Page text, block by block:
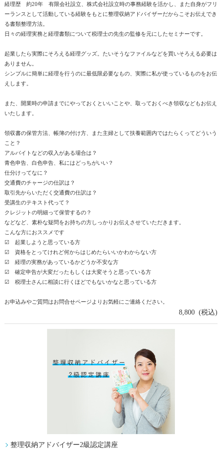
経理歴 約20年 有限会社設立、株式会社設立時の事務経験を活かし、また自身がフリ
ーランスとして活動している経験をもとに整理収納アドバイザーだからこそお伝えでき
る書類整理方法。
日々の経理実務と経理書類について税理士の先生の監修を元にしたセミナーです。
起業したら実際にそろえる経理グッズ。たいそうなファイルなどを買いそろえる必要は
ありません。
シンプルに簡単に経理を行うのに最低限必要なもの、実際に私が使っているものをお伝
えします。
また、開業時の申請までにやっておくといいことや、取っておくべき領収などもお伝え
いたします。
領収書の保管方法、帳簿の付け方、また主婦として扶養範囲内ではたらくってどういう
こと？
アルバイトなどの収入がある場合は？
青色申告、白色申告、私にはどっちがいい？
仕分けってなに？
交通費のチャージの仕訳は？
取引先からいただく交通費の仕訳は？
受講生のテキスト代って？
クレジットの明細って保管するの？
などなど、素朴な疑問をお持ちの方しっかりお伝えさせていただきます。
こんな方におススメです
☑ 起業しようと思っている方
☑ 資格をとってけれど何からはじめたらいいかわからない方
☑ 経理の実務があっているかどうか不安な方
☑ 確定申告が大変だったもしくは大変そうと思っている方
☑ 税理士さんに相談に行くほどでもないかなと思っている方
お申込みやご質問はお問合せページよりお気軽にご連絡ください。
8,800 (税込)
整理収納アドバイザー2級認定講座